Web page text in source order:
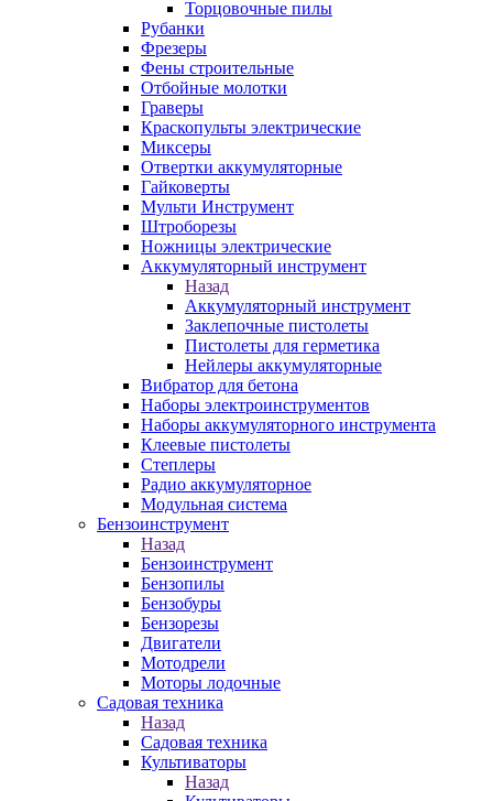
Торцовочные пилы
Рубанки
Фрезеры
Фены строительные
Отбойные молотки
Граверы
Краскопульты электрические
Миксеры
Отвертки аккумуляторные
Гайковерты
Мульти Инструмент
Штроборезы
Ножницы электрические
Аккумуляторный инструмент
Назад
Аккумуляторный инструмент
Заклепочные пистолеты
Пистолеты для герметика
Нейлеры аккумуляторные
Вибратор для бетона
Наборы электроинструментов
Наборы аккумуляторного инструмента
Клеевые пистолеты
Степлеры
Радио аккумуляторное
Модульная система
Бензоинструмент
Назад
Бензоинструмент
Бензопилы
Бензобуры
Бензорезы
Двигатели
Мотодрели
Моторы лодочные
Садовая техника
Назад
Садовая техника
Культиваторы
Назад